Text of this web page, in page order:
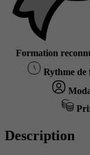
Formation
Rythme de
Description